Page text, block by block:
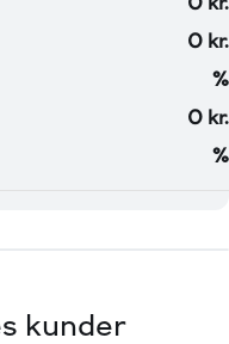
kunder